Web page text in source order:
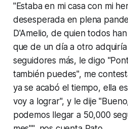
"Estaba en mi casa con mi
desesperada en plena
D'Amelio, de quien todos
que de un día a otro
seguidores más, le digo
también puedes", me
ya se acabó el tiempo, ella
voy a lograr", y le dije
podemos llegar a 50,000